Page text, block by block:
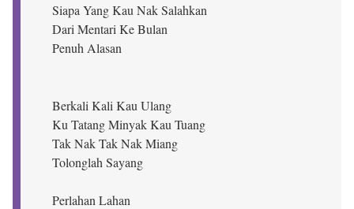
Siapa Yang Kau Nak Salahkan
Dari Mentari Ke Bulan
Penuh Alasan
Berkali Kali Kau Ulang
Ku Tatang Minyak Kau Tuang
Tak Nak Tak Nak Miang
Tolonglah Sayang
Perlahan Lahan